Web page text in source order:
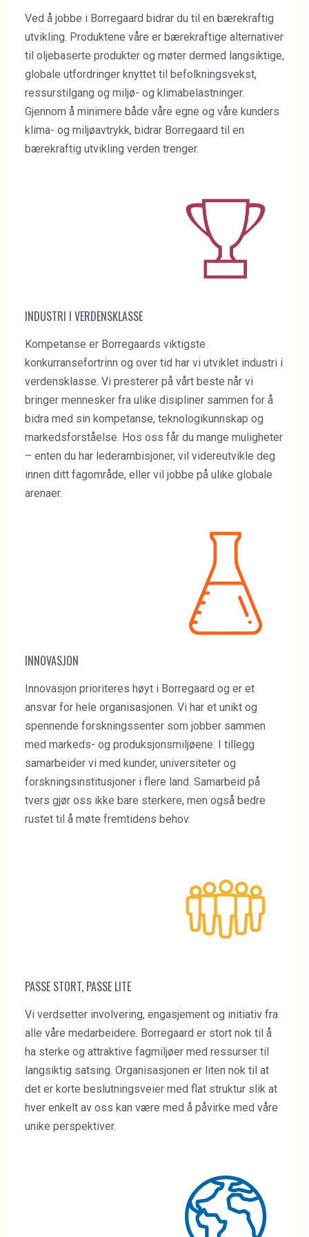
Industrial Binders
Leather Tanning
Mineral Processing
Paints & Coatings
Paper & Packaging
Ved å jobbe i Borregaard bidrar du til en bærekraftig
utvikling. Produktene våre er bærekraftige alternativer
til oljebaserte produkter og møter dermed langsiktige,
globale utfordringer knyttet til befolkningsvekst,
ressurstilgang og miljø- og klimabelastninger.
Gjennom å minimere både våre egne og våre kunders
klima- og miljøavtrykk, bidrar Borregaard til en
bærekraftig utvikling verden trenger.
INDUSTRI I VERDENSKLASSE
Kompetanse er Borregaards viktigste
konkurransefortrinn og over tid har vi utviklet industri i
verdensklasse. Vi presterer på vårt beste når vi
bringer mennesker fra ulike disipliner sammen for å
bidra med sin kompetanse, teknologikunnskap og
markedsforståelse. Hos oss får du mange muligheter
– enten du har lederambisjoner, vil videreutvikle deg
innen ditt fagområde, eller vil jobbe på ulike globale
arenaer.
INNOVASJON
Innovasjon prioriteres høyt i Borregaard og er et
ansvar for hele organisasjonen. Vi har et unikt og
spennende forskningssenter som jobber sammen
med markeds- og produksjonsmiljøene. I tillegg
samarbeider vi med kunder, universiteter og
forskningsinstitusjoner i flere land. Samarbeid på
tvers gjør oss ikke bare sterkere, men også bedre
rustet til å møte fremtidens behov.
PASSE STORT, PASSE LITE
Vi verdsetter involvering, engasjement og initiativ fra
alle våre medarbeidere. Borregaard er stort nok til å
ha sterke og attraktive fagmiljøer med ressurser til
langsiktig satsing. Organisasjonen er liten nok til at
det er korte beslutningsveier med flat struktur slik at
hver enkelt av oss kan være med å påvirke med våre
unike perspektiver.